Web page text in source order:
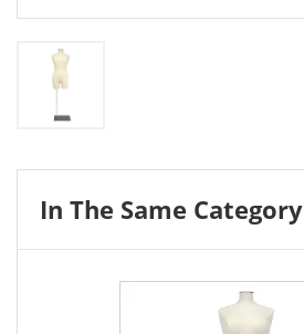
In The Same Category